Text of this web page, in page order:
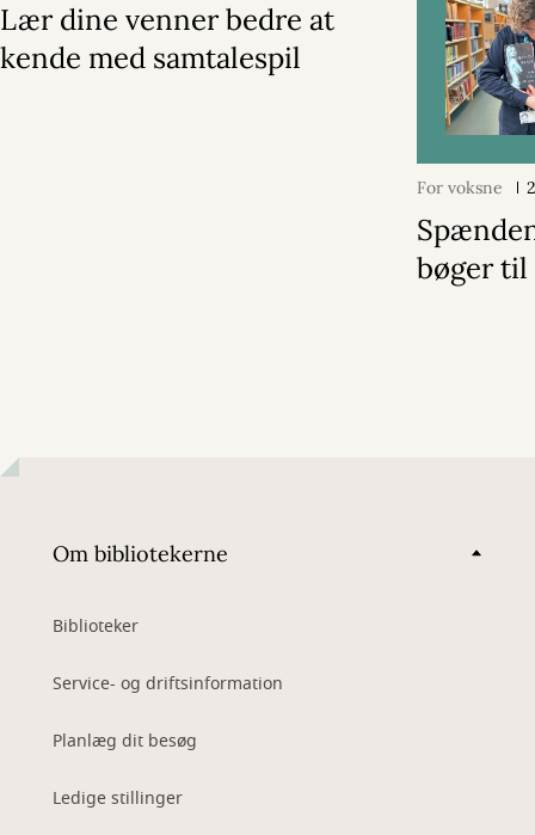
Lær dine venner bedre at
kende med samtalespil
For voksne
bøger til
Om bibliotekerne
Biblioteker
Service- og driftsinformation
Planlæg dit besøg
Ledige stillinger